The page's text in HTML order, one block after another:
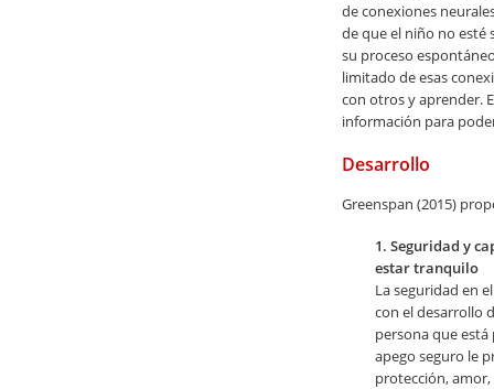
de conexiones
de que el niño no esté
su proceso
limitado de esas
con otros y aprender.
información para
Desarrollo
Greenspan (2015)
1. Seguridad y
estar tranquilo
La seguridad en
con el desarrollo
persona que
apego seguro le
protección,